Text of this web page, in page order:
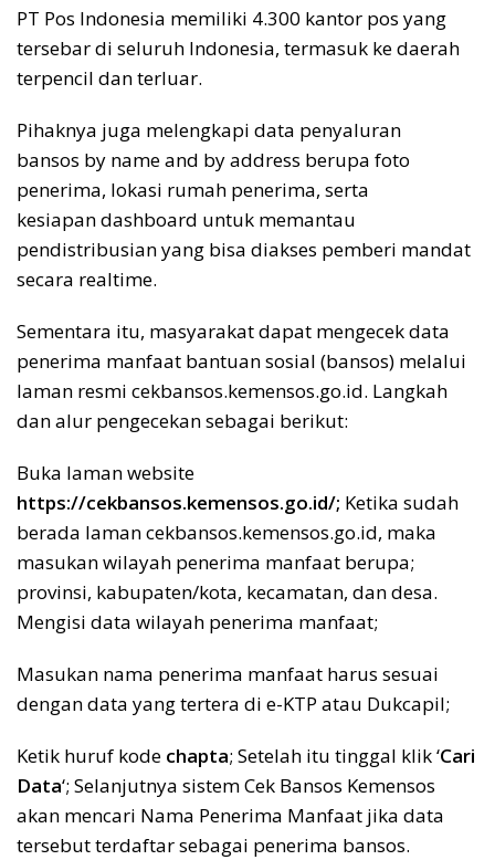
PT Pos Indonesia memiliki 4.300 kantor pos yang
tersebar di seluruh Indonesia, termasuk ke daerah
terpencil dan terluar.
Pihaknya juga melengkapi data penyaluran
bansos by name and by address berupa foto
penerima, lokasi rumah penerima, serta
kesiapan dashboard untuk memantau
pendistribusian yang bisa diakses pemberi mandat
secara realtime.
Sementara itu, masyarakat dapat mengecek data
penerima manfaat bantuan sosial (bansos) melalui
laman resmi cekbansos.kemensos.go.id. Langkah
dan alur pengecekan sebagai berikut:
Buka laman website
https://cekbansos.kemensos.go.id/; Ketika sudah
berada laman cekbansos.kemensos.go.id, maka
masukan wilayah penerima manfaat berupa;
provinsi, kabupaten/kota, kecamatan, dan desa.
Mengisi data wilayah penerima manfaat;
Masukan nama penerima manfaat harus sesuai
dengan data yang tertera di e-KTP atau Dukcapil;
Ketik huruf kode chapta; Setelah itu tinggal klik ‘Cari
Data‘; Selanjutnya sistem Cek Bansos Kemensos
akan mencari Nama Penerima Manfaat jika data
tersebut terdaftar sebagai penerima bansos.